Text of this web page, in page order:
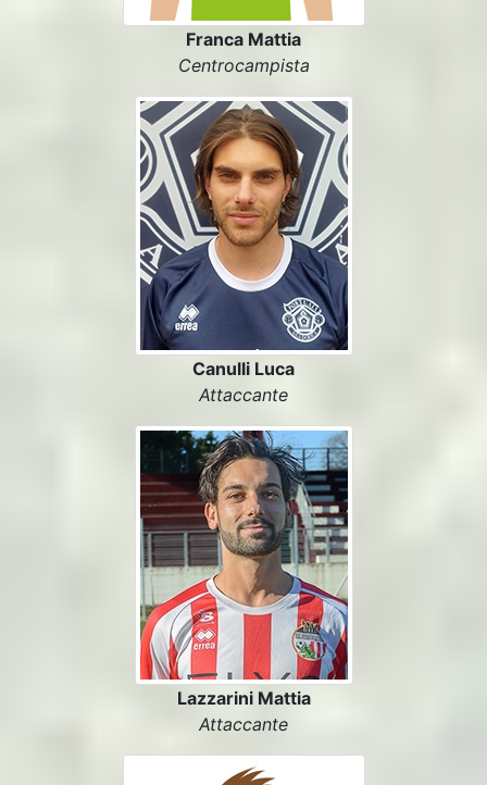
Franca Mattia
Centrocampista
Canulli Luca
Attaccante
Lazzarini Mattia
Attaccante